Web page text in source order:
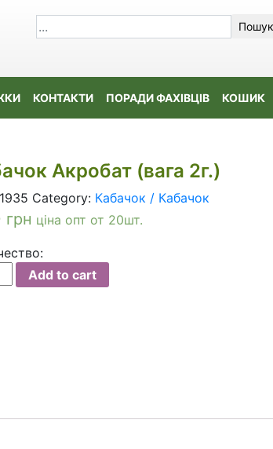
Пошук
КОНТАКТИ ПОРАДИ ФАХІВЦІВ КОШИК
Акробат (вага 2г.)
1935 Category: Кабачок / Кабачок
грн ціна опт от 20шт.
Add to cart